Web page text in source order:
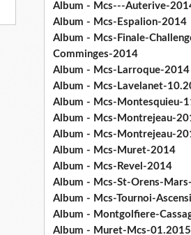
Album - Mcs---Auterive-
Album - Mcs-Espalion-2014
Album - Mcs-Finale-
Comminges-2014
Album - Mcs-Larroque-2014
Album - Mcs-Lavelanet-
Album - Mcs-Montesquieu-
Album - Mcs-Montrejeau-
Album - Mcs-Montrejeau-
Album - Mcs-Muret-2014
Album - Mcs-Revel-2014
Album - Mcs-St-Orens-
Album - Mcs-Tournoi-
Album - Montgolfiere-
Album - Muret-Mcs-01.2015